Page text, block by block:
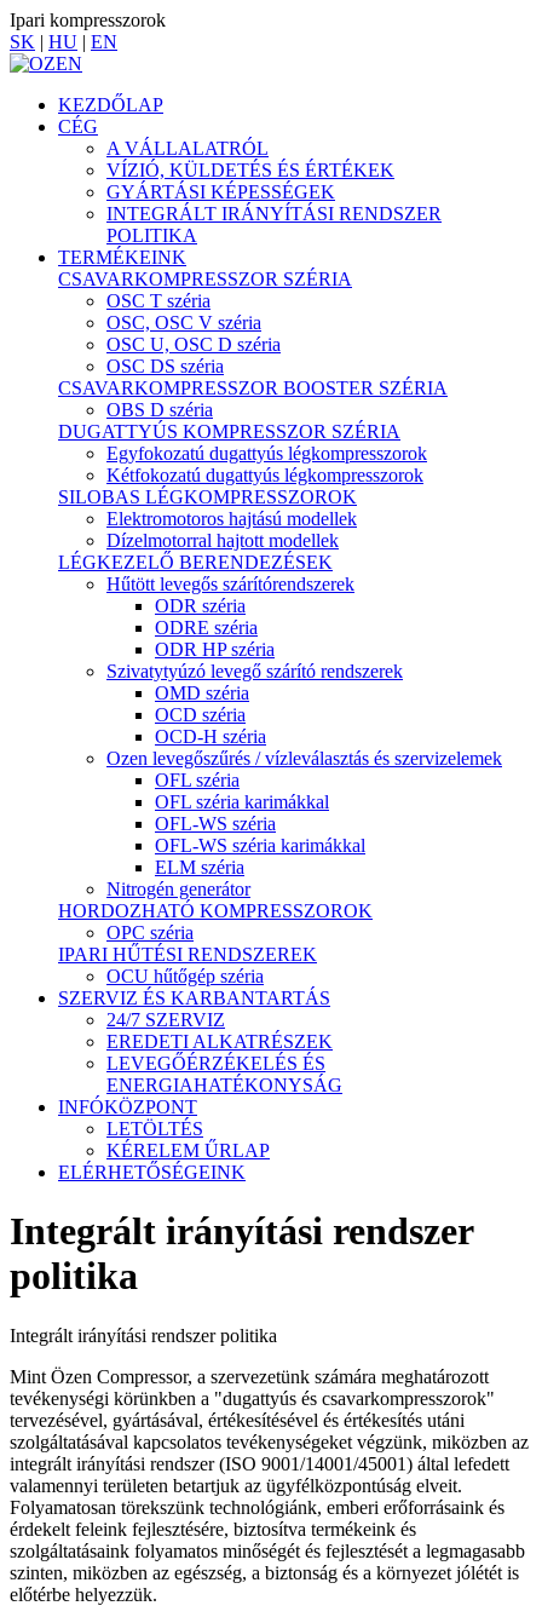
Ipari kompresszorok
SK | HU | EN
KEZDŐLAP
CÉG
A VÁLLALATRÓL
VÍZIÓ, KÜLDETÉS ÉS ÉRTÉKEK
GYÁRTÁSI KÉPESSÉGEK
INTEGRÁLT IRÁNYÍTÁSI RENDSZER
POLITIKA
TERMÉKEINK
CSAVARKOMPRESSZOR SZÉRIA
OSC T széria
OSC, OSC V széria
OSC U, OSC D széria
OSC DS széria
CSAVARKOMPRESSZOR BOOSTER SZÉRIA
OBS D széria
DUGATTYÚS KOMPRESSZOR SZÉRIA
Egyfokozatú dugattyús légkompresszorok
Kétfokozatú dugattyús légkompresszorok
SILOBAS LÉGKOMPRESSZOROK
Elektromotoros hajtású modellek
Dízelmotorral hajtott modellek
LÉGKEZELŐ BERENDEZÉSEK
Hűtött levegős szárítórendszerek
ODR széria
ODRE széria
ODR HP széria
Szivatytyúzó levegő szárító rendszerek
OMD széria
OCD széria
OCD-H széria
Ozen levegőszűrés / vízleválasztás és szervizelemek
OFL széria
OFL széria karimákkal
OFL-WS széria
OFL-WS széria karimákkal
ELM széria
Nitrogén generátor
HORDOZHATÓ KOMPRESSZOROK
OPC széria
IPARI HŰTÉSI RENDSZEREK
OCU hűtőgép széria
SZERVIZ ÉS KARBANTARTÁS
24/7 SZERVIZ
EREDETI ALKATRÉSZEK
LEVEGŐÉRZÉKELÉS ÉS
ENERGIAHATÉKONYSÁG
INFÓKÖZPONT
LETÖLTÉS
KÉRELEM ŰRLAP
ELÉRHETŐSÉGEINK
Integrált irányítási rendszer
politika
Integrált irányítási rendszer politika
Mint Özen Compressor, a szervezetünk számára meghatározott
tevékenységi körünkben a "dugattyús és csavarkompresszorok"
tervezésével, gyártásával, értékesítésével és értékesítés utáni
szolgáltatásával kapcsolatos tevékenységeket végzünk, miközben az
integrált irányítási rendszer (ISO 9001/14001/45001) által lefedett
valamennyi területen betartjuk az ügyfélközpontúság elveit.
Folyamatosan törekszünk technológiánk, emberi erőforrásaink és
érdekelt feleink fejlesztésére, biztosítva termékeink és
szolgáltatásaink folyamatos minőségét és fejlesztését a legmagasabb
szinten, miközben az egészség, a biztonság és a környezet jólétét is
előtérbe helyezzük.